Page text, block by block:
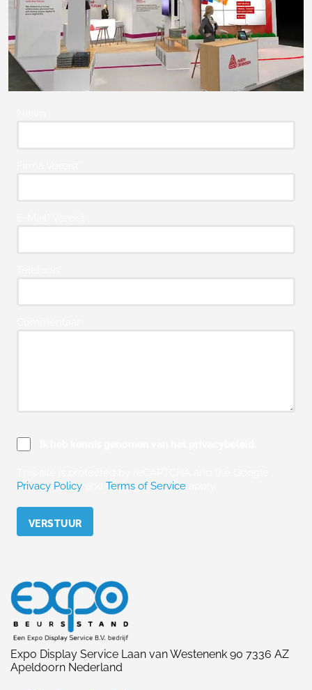
Privacy Policy
Terms of Service
Expo Display Service Laan van Westenenk 90 7336 AZ
Apeldoorn Nederland